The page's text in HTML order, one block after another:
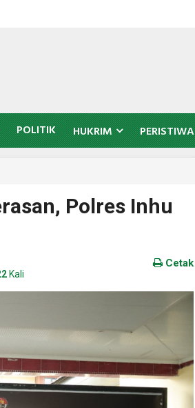
POLITIK HUKRIM PERISTIWA
Polres Inhu
Kali
Cetak